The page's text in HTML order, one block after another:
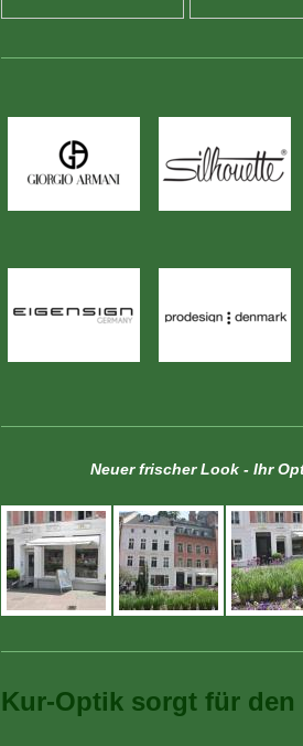
Neuer frischer Look - Ihr
Kur-Optik sorgt für